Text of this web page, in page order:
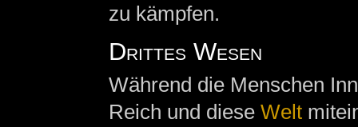
zu kämpfen.
Drittes Wesen
Während die Menschen
Reich und diese Welt